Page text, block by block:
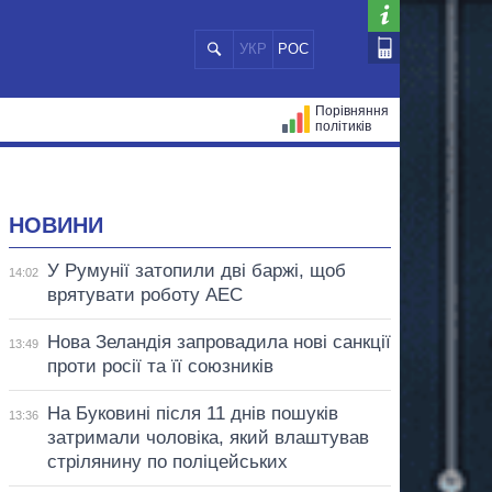
УКР РОС
Порівняння
політиків
НОВИНИ
14:02
У Румунії затопили дві баржі, щоб
врятувати роботу АЕС
13:49
Нова Зеландія запровадила нові санкції
проти росії та її союзників
13:36
На Буковині після 11 днів пошуків
затримали чоловіка, який влаштував
стрілянину по поліцейських